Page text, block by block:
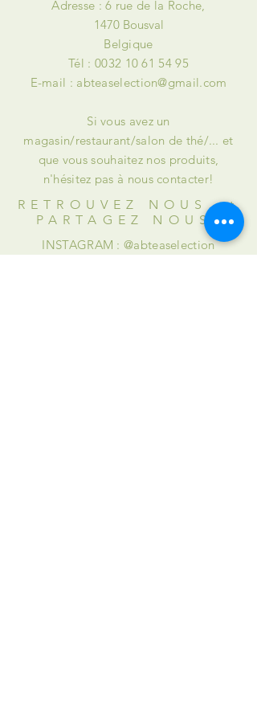
Adresse : 6 rue de la Roche,
1470 Bousval
Belgique
Tél : 0032 10 61 54 95
E-mail : abteaselection@gmail.com
Si vous avez un
magasin/restaurant/salon de thé/... et
que vous souhaitez nos produits,
n'hésitez pas à nous contacter!
RETROUVEZ NOUS et
PARTAGEZ NOUS
INSTAGRAM : @abteaselection